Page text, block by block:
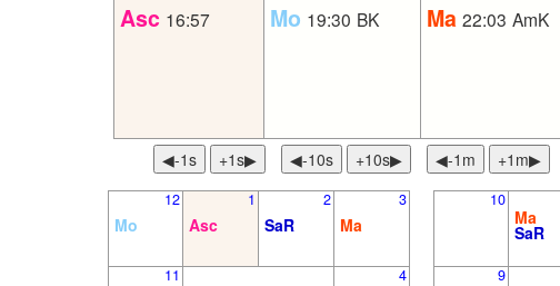
Asc 16:57 Mo 19:30 BK Ma 22:03 AmK
◀︎-1s +1s▶ ◀︎-10s +10s▶ ◀︎-1m +1m▶
Mo
12
Asc
1
SaR
2
Ma
3
11 4
10
Ma
SaR
9